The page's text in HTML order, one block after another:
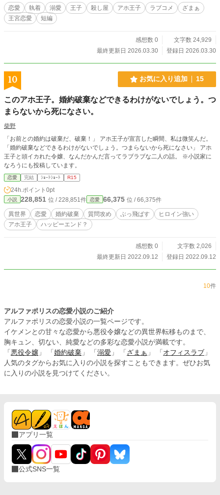
遂行できない。 どこまでも愚直で、愚かで、優しくて。 ただ
一人、自分をまっすぐに見つめ続けるエリオットに、彼女は
恋をしてしまったのだ。しかし、その気持ちに気づくことは
ていた陰謀が、すべてを暴き出す。
恋愛 執着 溺愛 王子 殺し屋 アホ王子 ラブコメ
ざまぁ
王宮恋愛
短編
感想数 0
文字数 24,929
最終更新日 2026.03.30
登録日 2026.03.30
10 お気に入り追加 15
このアホ王子。婚約破棄などできるわけがないでしょう。つ
まらないから死になさい。
柴野
「お前との婚約は破棄だ、破棄！」 アホ王子が宣言した瞬間、私は微笑んだ。
「婚約破棄などできるわけがないでしょう。つまらないから死になさい」 アホ
王子と頭イカれた令嬢、なんだかんだ言ってラブラブな二人の話。 ※小説家に
なろうにも投稿しています。
恋愛 完結 ｼｮｰﾄｼｮｰﾄ R15
24h.ポイント 0pt
小説 228,851 位 / 228,851件 恋愛 66,375 位 / 66,375件
異世界 恋愛 婚約破棄 質問攻め ぶっ飛ばす
ヒロイン強い
アホ王子
ハッピーエンド？
感想数 0
文字数 2,026
最終更新日 2022.09.12
登録日 2022.09.12
10件
アルファポリスの恋愛小説のご紹介
アルファポリスの恋愛小説の一覧ページです。
イケメンとの甘々な恋愛から悪役令嬢などの異世界転移ものまで、
胸キュン、切ない、純愛などの多彩な恋愛小説が満載です。
「 悪役令嬢 」 「 婚約破棄 」 「 溺愛 」 「 ざまぁ 」 「 オフィスラブ 」
人気のタグからお気に入りの小説を探すこともできます。ぜひお気
に入りの小説を見つけてください。
アプリ一覧
公式SNS一覧